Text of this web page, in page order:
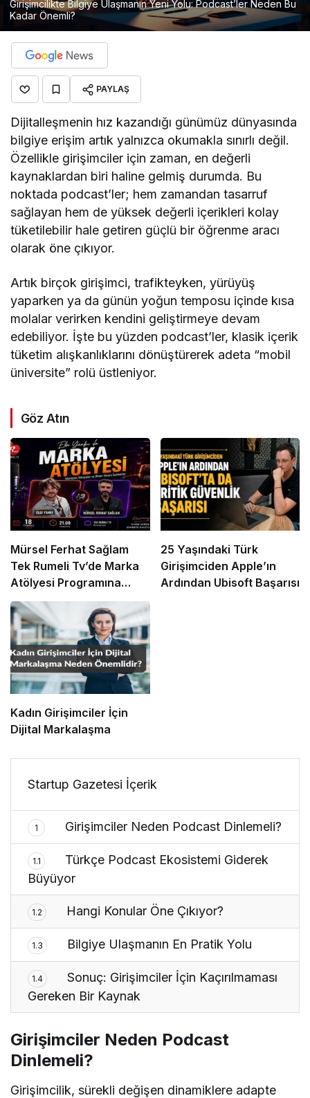
Girişimcilikte Bilgiye Ulaşmanın Yeni Yolu: Podcast’ler Neden Bu
Kadar Önemli?
PAYLAŞ
Dijitalleşmenin hız kazandığı günümüz dünyasında
bilgiye erişim artık yalnızca okumakla sınırlı değil.
Özellikle girişimciler için zaman, en değerli
kaynaklardan biri haline gelmiş durumda. Bu
noktada podcast’ler; hem zamandan tasarruf
sağlayan hem de yüksek değerli içerikleri kolay
tüketilebilir hale getiren güçlü bir öğrenme aracı
olarak öne çıkıyor.
Artık birçok girişimci, trafikteyken, yürüyüş
yaparken ya da günün yoğun temposu içinde kısa
molalar verirken kendini geliştirmeye devam
edebiliyor. İşte bu yüzden podcast’ler, klasik içerik
tüketim alışkanlıklarını dönüştürerek adeta “mobil
üniversite” rolü üstleniyor.
Göz Atın
Mürsel Ferhat Sağlam
Tek Rumeli Tv’de Marka
Atölyesi Programına
Konuk Oldu
25 Yaşındaki Türk
Girişimciden Apple’ın
Ardından Ubisoft Başarısı
Kadın Girişimciler İçin
Dijital Markalaşma
Startup Gazetesi İçerik
1 Girişimciler Neden Podcast Dinlemeli?
1.1
Türkçe Podcast Ekosistemi Giderek
Büyüyor
1.2 Hangi Konular Öne Çıkıyor?
1.3 Bilgiye Ulaşmanın En Pratik Yolu
1.4
Sonuç: Girişimciler İçin Kaçırılmaması
Gereken Bir Kaynak
Girişimciler Neden Podcast
Dinlemeli?
Girişimcilik, sürekli değişen dinamiklere adapte